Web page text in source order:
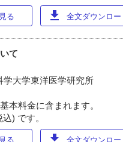
る download 全文ダウンロ
て
大学東洋医学研究所
本料金に含まれます。
) です。
る 全文ダウンロ